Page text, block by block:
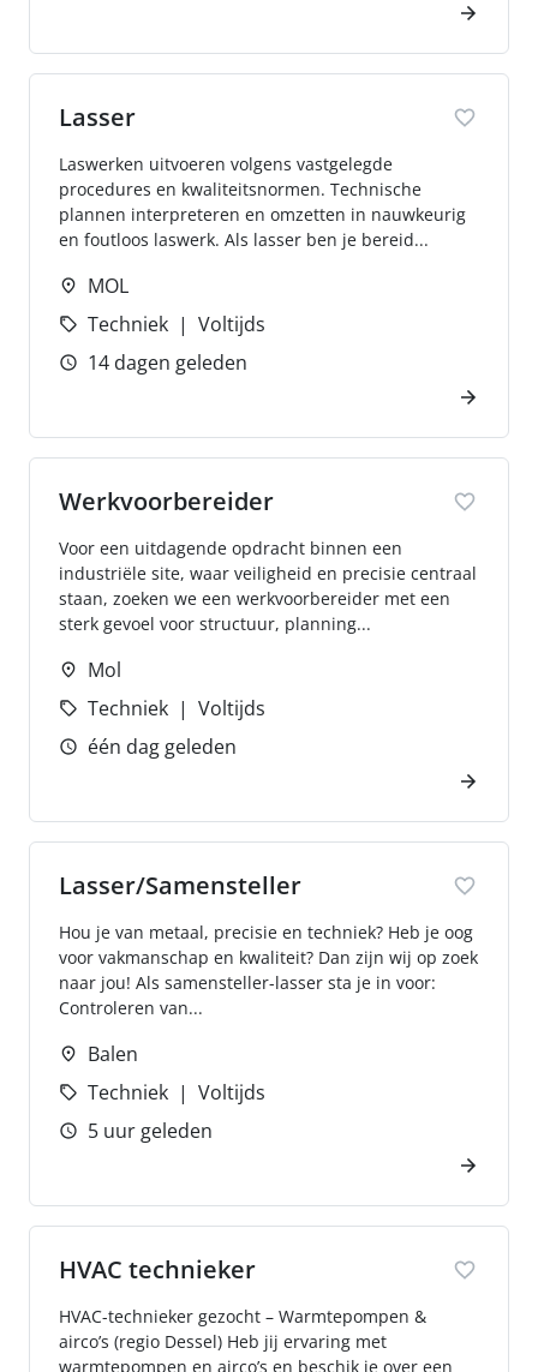
Lasser
Laswerken uitvoeren volgens vastgelegde
procedures en kwaliteitsnormen. Technische
plannen interpreteren en omzetten in nauwkeurig
en foutloos laswerk. Als lasser ben je bereid...
MOL
Techniek
Voltijds
14 dagen geleden
Werkvoorbereider
Voor een uitdagende opdracht binnen een
industriële site, waar veiligheid en precisie centraal
staan, zoeken we een werkvoorbereider met een
sterk gevoel voor structuur, planning...
Mol
Techniek
Voltijds
één dag geleden
Lasser/Samensteller
Hou je van metaal, precisie en techniek? Heb je oog
voor vakmanschap en kwaliteit? Dan zijn wij op zoek
naar jou! Als samensteller-lasser sta je in voor:
Controleren van...
Balen
Techniek
Voltijds
5 uur geleden
HVAC technieker
HVAC-technieker gezocht – Warmtepompen &
airco’s (regio Dessel) Heb jij ervaring met
warmtepompen en airco’s en beschik je over een